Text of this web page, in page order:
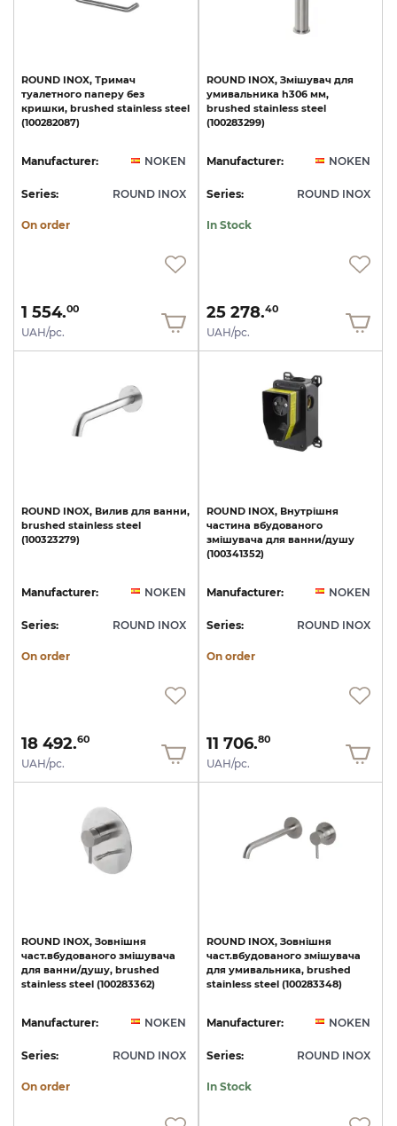
ROUND INOX, Тримач
туалетного паперу без
кришки, brushed stainless steel
(100282087)
Manufacturer: NOKEN
Series: ROUND INOX
On order
1 554.00
UAH/pc.
ROUND INOX, Змішувач для
умивальника h306 мм,
brushed stainless steel
(100283299)
Manufacturer: NOKEN
Series: ROUND INOX
In Stock
25 278.40
UAH/pc.
ROUND INOX, Вилив для ванни,
brushed stainless steel
(100323279)
Manufacturer: NOKEN
Series: ROUND INOX
On order
18 492.60
UAH/pc.
ROUND INOX, Внутрішня
частина вбудованого
змішувача для ванни/душу
(100341352)
Manufacturer: NOKEN
Series: ROUND INOX
On order
11 706.80
UAH/pc.
ROUND INOX, Зовнішня
част.вбудованого змішувача
для ванни/душу, brushed
stainless steel (100283362)
Manufacturer: NOKEN
Series: ROUND INOX
On order
ROUND INOX, Зовнішня
част.вбудованого змішувача
для умивальника, brushed
stainless steel (100283348)
Manufacturer: NOKEN
Series: ROUND INOX
In Stock